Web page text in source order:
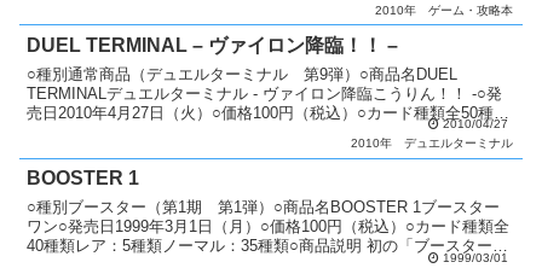
2010年
ゲーム・攻略本
DUEL TERMINAL – ヴァイロン降臨！！ –
○種別通常商品（デュエルターミナル 第9弾）○商品名DUEL
TERMINALデュエルターミナル - ヴァイロン降臨こうりん！！ -○発
売日2010年4月27日（火）○価格100円（税込）○カード種類全50種類
2010/04/27
2010年
デュエルターミナル
BOOSTER 1
○種別ブースター（第1期 第1弾）○商品名BOOSTER 1ブースター
ワン○発売日1999年3月1日（月）○価格100円（税込）○カード種類全
40種類レア：5種類ノーマル：35種類○商品説明 初の「ブースター」
1999/03/01